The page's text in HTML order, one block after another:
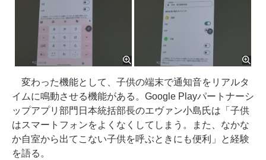
変わった機能として、子供の端末で通知音をリアルタ
イムに鳴動させる機能がある。Google Playパートナーシ
ップアプリ部門日本統括部長のエヴァン小島氏は「子供
はスマートフォンをよくなくしてしまう。また、なかな
か自室から出てこない子供を呼ぶときにも便利」と経験
を語る。